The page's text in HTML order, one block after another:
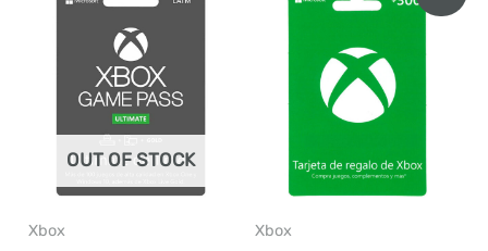
OUT OF STOCK
Xbox Xbox